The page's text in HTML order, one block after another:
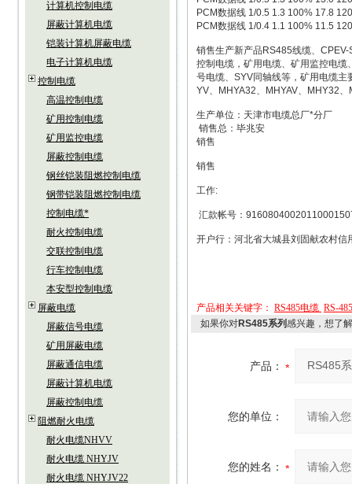
计算机控制电缆
屏蔽计算机电缆
铠装计算机屏蔽电缆
电子计算机电缆
控制电缆
高温控制电缆
矿用控制电缆
矿用监控电缆
屏蔽控制电缆
钢丝铠装阻燃控制电缆
钢带铠装阻燃控制电缆
控制电缆*
耐火控制电缆
交联控制电缆
行车控制电缆
本安型控制电缆
屏蔽电缆
屏蔽信号电缆
矿用屏蔽电缆
屏蔽通信电缆
屏蔽计算机电缆
屏蔽控制电缆
阻燃耐火电缆
耐火电缆NHVV
耐火电缆 NHYJV
耐火电缆 NHYJV22
PCM数据线 1/0.5 1.3 100% 17.8
PCM数据线 1/0.4 1.1 100% 11.5
销售生产新产品RS485线缆、
控制电缆，矿用电缆、矿用监控电
号电缆、SYV同轴线等，矿用电缆主
YV、MHYA32、MHYAV、MHY32
生产单位：天津市电缆总厂*分厂
销售总：毕兆安
销售
销售
工作:
汇款帐号：
开户行：河北省大城县刘固献农村信
产品相关关键字： RS485电缆 RS-
如果你对RS485系列感兴趣，想了
产品：
您的单位：
您的姓名：